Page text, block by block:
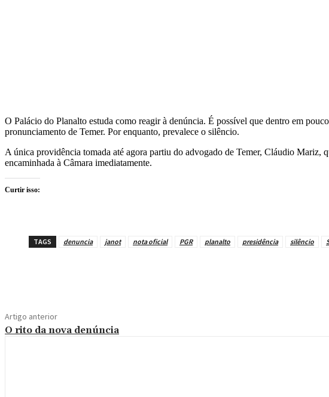
O Palácio do Planalto estuda como reagir à denúncia. É possível que dentro em
pronunciamento de Temer. Por enquanto, prevalece o silêncio.
A única providência tomada até agora partiu do advogado de Temer, Cláudio Mariz,
encaminhada à Câmara imediatamente.
Curtir isso:
TAGS denuncia janot nota oficial PGR planalto presidência silêncio
Artigo anterior
O rito da nova denúncia